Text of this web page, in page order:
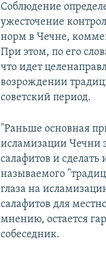
Соблюдение
ужесточение
норм в Чечне,
При этом, по его
что идет
возрождении
советский период.
"Раньше основная
исламизации Чечни
салафитов и сделать
называемого
глаза на
салафитов для
мнению, остается
собеседник.